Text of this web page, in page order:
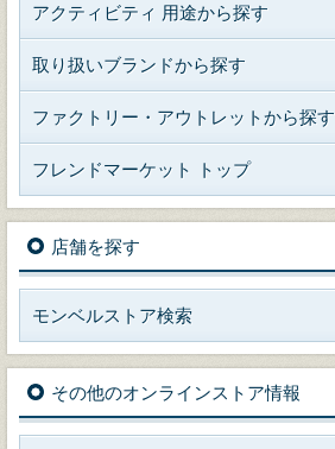
アクティビティ 用途から探す
取り扱いブランドから探す
ファクトリー・アウトレットから探す
フレンドマーケット トップ
店舗を探す
モンベルストア検索
その他のオンラインストア情報